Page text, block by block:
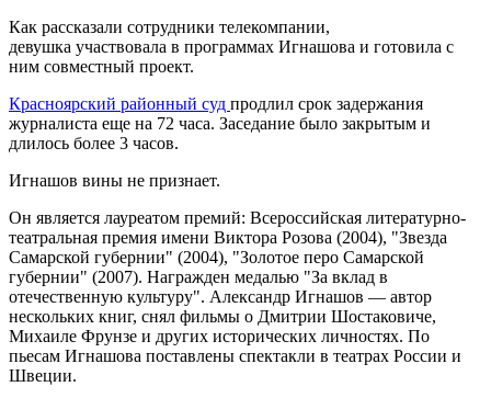
Как рассказали сотрудники телекомпании,
девушка участвовала в программах Игнашова и готовила с
ним совместный проект.
Красноярский районный суд продлил срок задержания
журналиста еще на 72 часа. Заседание было закрытым и
длилось более 3 часов.
Игнашов вины не признает.
Он является лауреатом премий: Всероссийская литературно-
театральная премия имени Виктора Розова (2004), "Звезда
Самарской губернии" (2004), "Золотое перо Самарской
губернии" (2007). Награжден медалью "За вклад в
отечественную культуру". Александр Игнашов — автор
нескольких книг, снял фильмы о Дмитрии Шостаковиче,
Михаиле Фрунзе и других исторических личностях. По
пьесам Игнашова поставлены спектакли в театрах России и
Швеции.